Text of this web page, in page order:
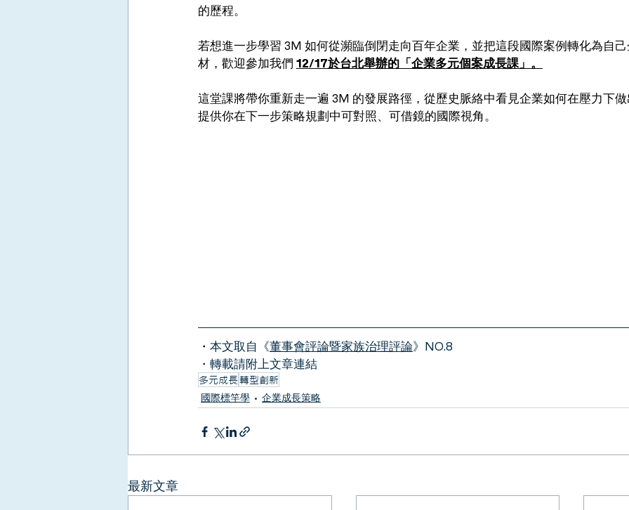
的歷程。
若想進一步學習 3M 如何從瀕臨倒閉走向百年企業，並把這段國際案例轉化為自
材，歡迎參加我們 12/17於台北舉辦的「企業多元個案成長課」。
這堂課將帶你重新走一遍 3M 的發展路徑，從歷史脈絡中看見企業如何在壓力下
提供你在下一步策略規劃中可對照、可借鏡的國際視角。
・ 本文取自《董事會評論暨家族治理評論》NO.8
・轉載請附上文章連結
多元成長轉型創新
國際標竿學 企業成長策略
最新文章